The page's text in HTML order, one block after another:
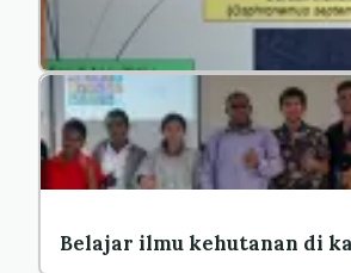
Belajar ilmu kehutanan di